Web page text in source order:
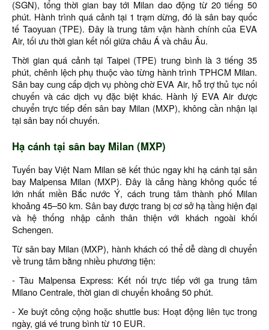
(SGN), tổng thời gian bay tới Milan dao động từ 20 tiếng 50
phút. Hành trình quá cảnh tại 1 trạm dừng, đó là sân bay quốc
tế Taoyuan (TPE). Đây là trung tâm vận hành chính của EVA
Air, tối ưu thời gian kết nối giữa châu Á và châu Âu.
Thời gian quá cảnh tại Taipei (TPE) trung bình là 3 tiếng 35
phút, chênh lệch phụ thuộc vào từng hành trình TPHCM Milan.
Sân bay cung cấp dịch vụ phòng chờ EVA Air, hỗ trợ thủ tục nối
chuyến và các dịch vụ đặc biệt khác. Hành lý EVA Air được
chuyển trực tiếp đến sân bay Milan (MXP), không cần nhận lại
tại sân bay nối chuyến.
Hạ cánh tại sân bay Milan (MXP)
Tuyến bay Việt Nam Milan sẽ kết thúc ngay khi hạ cánh tại sân
bay Malpensa Milan (MXP). Đây là cảng hàng không quốc tế
lớn nhất miền Bắc nước Ý, cách trung tâm thành phố Milan
khoảng 45–50 km. Sân bay được trang bị cơ sở hạ tầng hiện đại
và hệ thống nhập cảnh thân thiện với khách ngoài khối
Schengen.
Từ sân bay Milan (MXP), hành khách có thể dễ dàng di chuyển
về trung tâm bằng nhiều phương tiện:
- Tàu Malpensa Express: Kết nối trực tiếp với ga trung tâm
Milano Centrale, thời gian di chuyển khoảng 50 phút.
- Xe buýt công cộng hoặc shuttle bus: Hoạt động liên tục trong
ngày, giá vé trung bình từ 10 EUR.